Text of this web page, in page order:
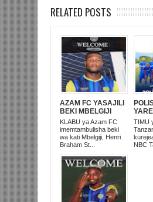
RELATED POSTS
AZAM FC YASAJILI
BEKI MBELGIJI
ALIKUWA
ANACHEZA
AFRIKA KUSINI
KLABU ya Azam FC
imemtambulisha beki
wa kati Mbelgiji, Henri
Braham St...
TIMU
NBC